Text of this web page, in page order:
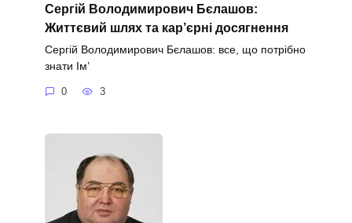
Сергій Володимирович Бєлашов:
Життєвий шлях та кар’єрні досягнення
Сергій Володимирович Бєлашов: все, що потрібно
знати Ім’
0 3